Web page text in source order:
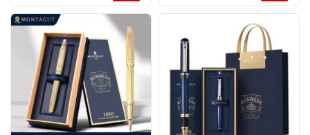
HỖ TRỢ
0777.444.666
Tên sản phẩm: Montagut 068 màu bạc dập vân
Loại bút: Bút bi